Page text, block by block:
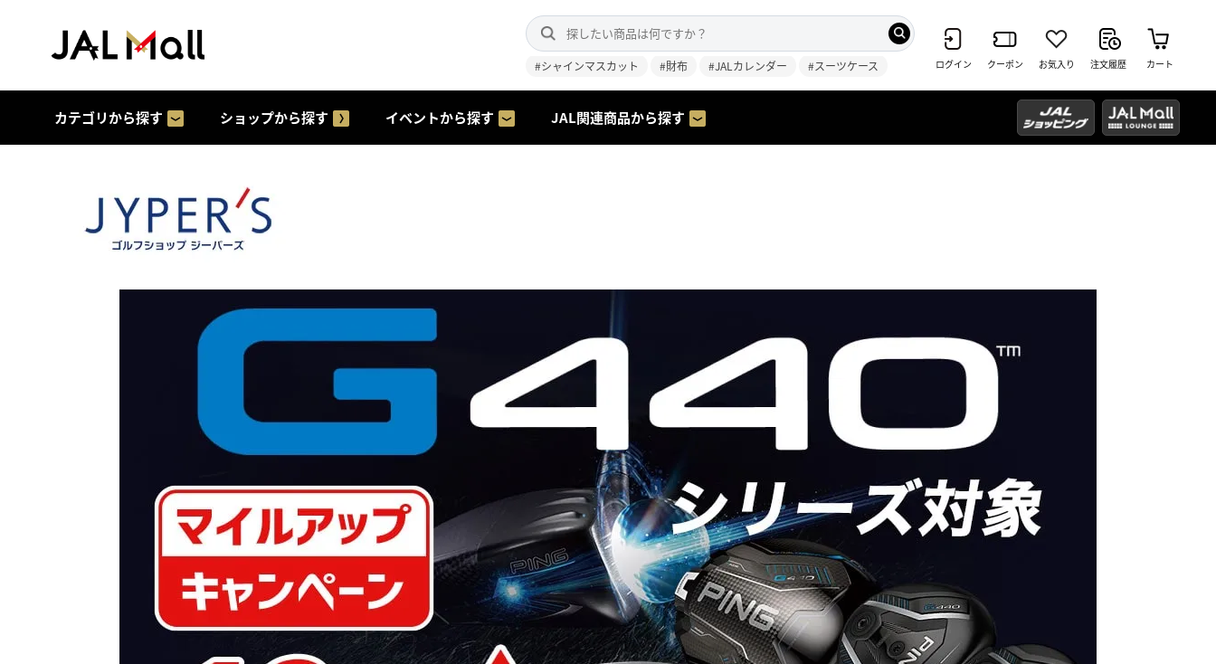
#シャインマスカット #財布 #JALカレンダー #スーツケース ログイン クーポン お気入り 注文履歴 カート
カテゴリから探す ショップから探す イベントから探す JAL関連商品から探す